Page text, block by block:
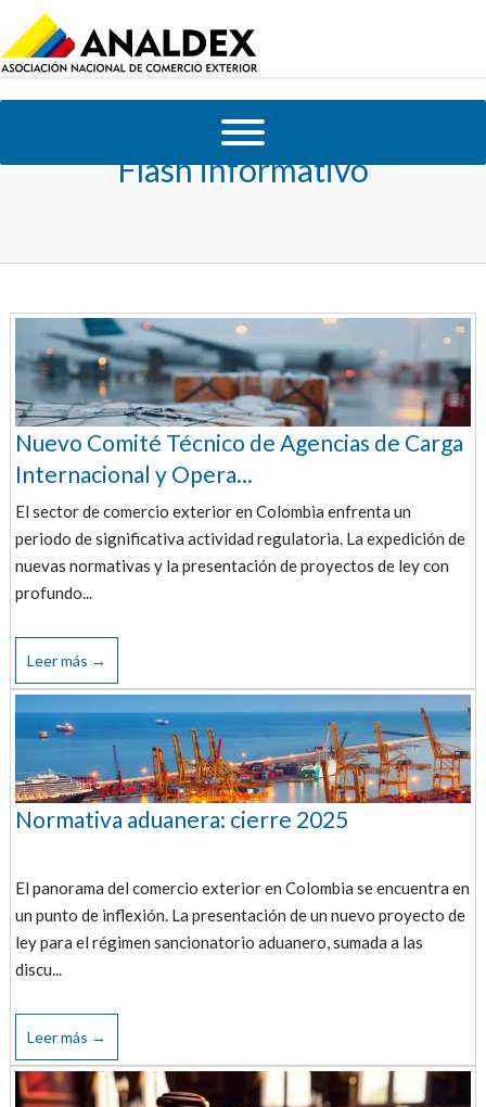
Flash informativo
Nuevo Comité Técnico de Agencias de Carga
Internacional y Opera...
El sector de comercio exterior en Colombia enfrenta un
periodo de significativa actividad regulatoria. La expedición de
nuevas normativas y la presentación de proyectos de ley con
profundo...
Leer más →
Normativa aduanera: cierre 2025
El panorama del comercio exterior en Colombia se encuentra en
un punto de inflexión. La presentación de un nuevo proyecto de
ley para el régimen sancionatorio aduanero, sumada a las
discu...
Leer más →